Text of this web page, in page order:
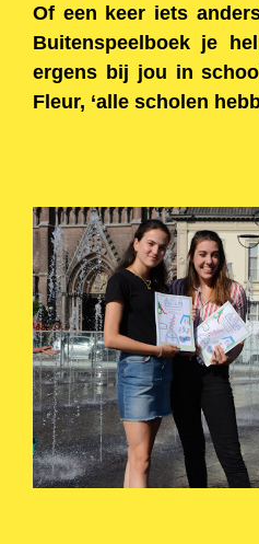
Of een keer iets
Buitenspeelboek je
ergens bij jou in
Fleur, ‘alle scholen